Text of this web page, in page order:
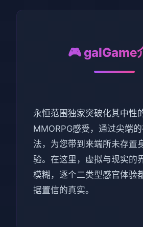
🎮 galGame
永恒范围独家突破化其中性
MMORPG感受，通过尖端
法，为您带到来端所未存置
验。在这里，虚拟与现实的
模糊，逐个二类型感官体验
据置信的真实。